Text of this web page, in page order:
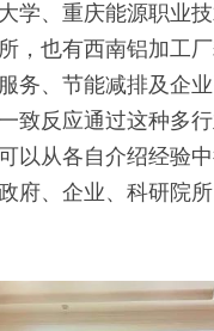
学、重庆能源职业
，也有西南铝加工厂
务、节能减排及企
致反应通过这种多
以从各自介绍经验
府、企业、科研院